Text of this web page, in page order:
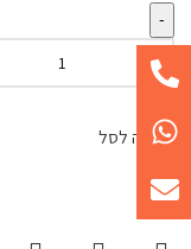
הוספה לסל